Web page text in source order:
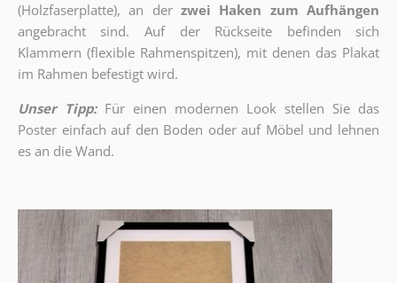
(Holzfaserplatte), an der zwei Haken zum Aufhängen
angebracht sind.
Auf der Rückseite befinden sich
Klammern (flexible Rahmenspitzen), mit denen das Plakat
im Rahmen befestigt wird.
Unser Tipp: Für einen modernen Look stellen Sie das
Poster einfach auf den Boden oder auf Möbel und lehnen
es an die Wand.